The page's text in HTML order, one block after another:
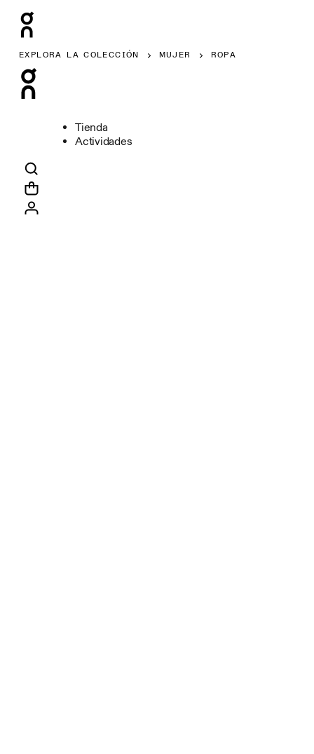
EXPLORA LA COLECCIÓN MUJER ROPA
Tienda
Actividades